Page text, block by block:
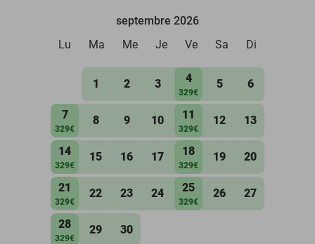
septembre 2026
Lu
Ma Me Je Ve Sa Di
1 2 3 4
329€
5 6
7
329€
8 9 10 11
329€
12 13
14
329€
15 16 17 18
329€
19 20
21
329€
22 23 24 25
329€
26 27
28
329€
29 30